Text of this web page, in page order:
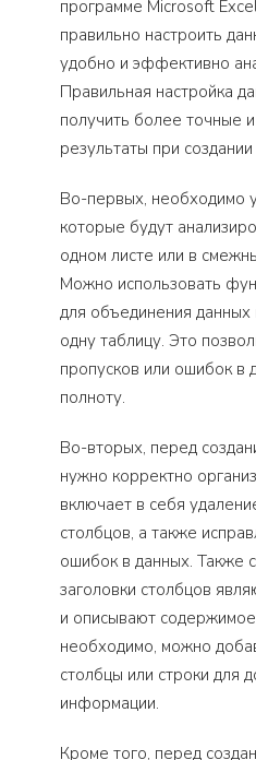
программе Microsoft
правильно настроить
удобно и эффективно
Правильная настройка
получить более точные
результаты при
Во-первых, необходимо
которые будут
одном листе или в
Можно использовать
для объединения данных
одну таблицу. Это
пропусков или ошибок в
полноту.
Во-вторых, перед
нужно корректно
включает в себя
столбцов, а также
ошибок в данных. Также
заголовки столбцов
и описывают
необходимо, можно
столбцы или строки для
информации.
Кроме того, перед